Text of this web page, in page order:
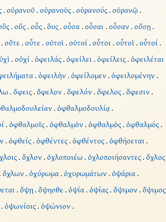
.οὐρανοῦ.οὐρανοὺς.οὐρανούς.οὐρανῷ.
.οὕς.οὖς.ὃυς.οὖσα.οὖσαι.οὖσαν.οὔσῃ.
οὔτε .οὖτε .οὐτοὶ.οὑτοί.οὗτοι.οὗτοὶ.οὗτοί.
.οὐχί.ὀφειλάς.ὀφείλει.ὀφείλεις.ὀφειλέται
.ὀφειλὴν.ὀφείλομεν.ὀφειλομένην.
.ὄφεις.ὄφελον.ὄφελόν.ὄφελος.ὄφεσιν.
.ὀφθαλμοδουλίᾳ.
.ὀφθαλμοῖς.ὀφθαλμὸν.ὀφθαλμὸς.ὀφθαλμός.
.ὀφθείς.ὀφθέντες.ὀφθέντος.ὀφθήσεται.
.ὄχλον.ὀχλοποιέω.ὀχλοποιήσαντες.ὄχλος
ὄχλων.ὀχύρωμα.ὀχυρωμάτων.ὀψάρια.
.ὄψῃ.ὄψησθε .ὀψία.ὀψίας.ὄψιμον.ὄψιμος
ὀψωνίοις.ὀψώνιον.